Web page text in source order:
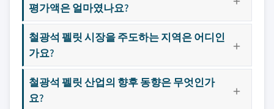
평가액은 얼마였나요?
철광석 펠릿 시장을 주도하는 지역은 어디인
가요?
철광석 펠릿 산업의 향후 동향은 무엇인가
요?